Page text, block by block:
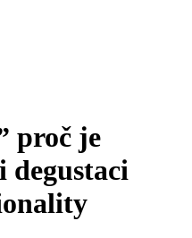
proč je
degustaci